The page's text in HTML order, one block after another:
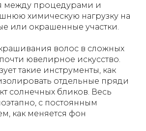
между процедурами и
химическую нагрузку на
или окрашенные участки.
волос в сложных
ювелирное искусство.
такие инструменты, как
отдельные пряди
солнечных бликов. Весь
с постоянным
как меняется фон